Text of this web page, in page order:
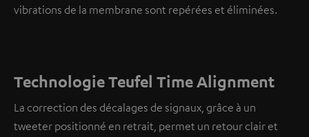
vibrations de la membrane sont repérées et éliminées.
Technologie Teufel Time Alignment
La correction des décalages de signaux, grâce à un
tweeter positionné en retrait, permet un retour clair et